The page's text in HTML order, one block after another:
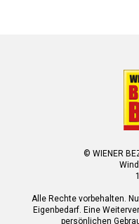
© WIENER
Alle Rechte vorbehalten.
Eigenbedarf. Eine
persönlichen